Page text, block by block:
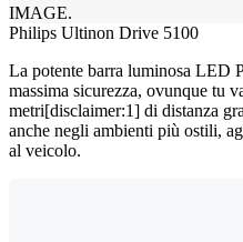
Philips Ultinon Drive 5100
La potente barra luminosa LED
massima sicurezza, ovunque tu
metri[disclaimer:1] di distanza
anche negli ambienti più ostili,
al veicolo.